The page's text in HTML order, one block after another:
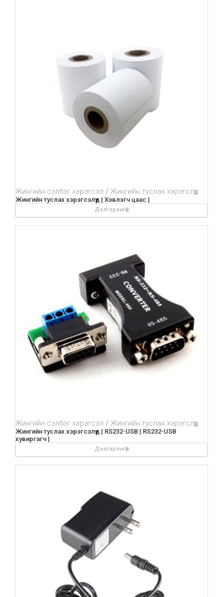
Жингийн сэлбэг хэрэгсэл Жингийн туслах хэрэгслүүд
Жингийн туслах хэрэгсэлүүд | Хэвлэгч цаас |
Дэлгэрэнгүй
Жингийн сэлбэг хэрэгсэл Жингийн туслах хэрэгслүүд
Жингийн туслах хэрэгсэлүүд | RS232-USB | RS232-USB
хувиргагч |
Дэлгэрэнгүй